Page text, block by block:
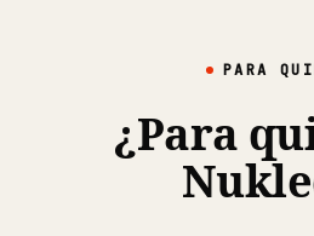
PARA
¿Para